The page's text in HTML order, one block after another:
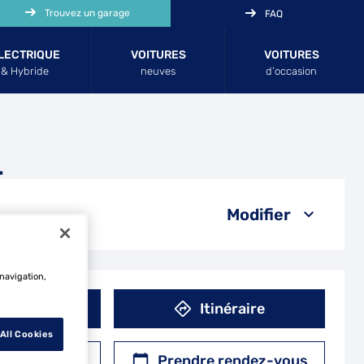
& Hybride
VOITURES
neuves
VOITURES
d’occasion
Trouvez un garage FAQ
Modifier
Itinéraire
Cookies